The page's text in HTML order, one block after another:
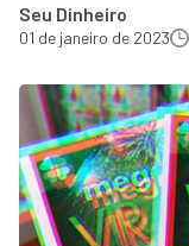
Seu Dinheiro
01 de janeiro de 2023